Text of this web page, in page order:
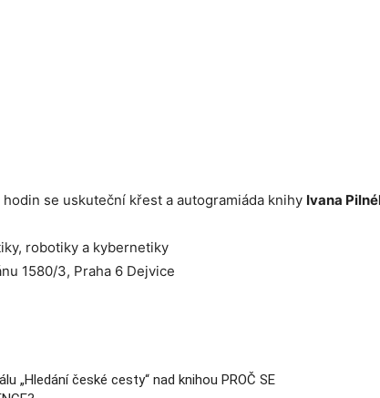
se uskuteční křest a autogramiáda knihy Ivana
robotiky a kybernetiky
1580/3, Praha 6 Dejvice
„Hledání české cesty“ nad knihou PROČ SE